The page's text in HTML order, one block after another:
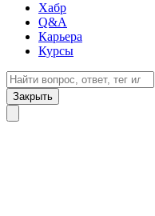
Хабр
Q&A
Карьера
Курсы
Закрыть